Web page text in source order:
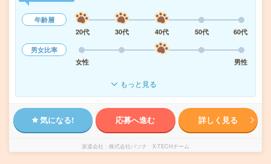
年齢層
20代
30代 40代 50代
60代
男女比率
女性
男性
もっと見る
気になる! 応募へ進む 詳しく見る
派遣会社 株式会社パソナ X-TECHチーム